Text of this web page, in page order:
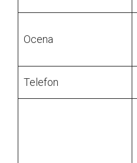
Ocena
Telefon